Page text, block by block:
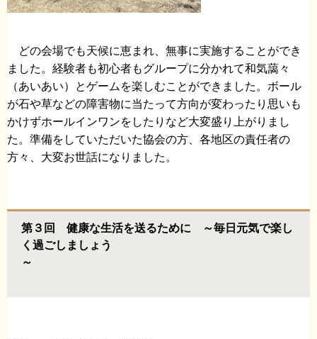
どの会場でも天候に恵まれ、無事に実施することができ
ました。経験者も初心者もグループに分かれて和気藹々
（あいあい）とゲームを楽しむことができました。ボール
が石や草などの障害物に当たって方向が変わったり思いも
かけずホールインワンをしたりなど大変盛り上がりまし
た。準備をしていただいた協会の方、各地区の責任者の
方々、大変お世話になりました。
第３回 健康な生活を送るために ～毎日元気で楽し
く過ごしましょう
～